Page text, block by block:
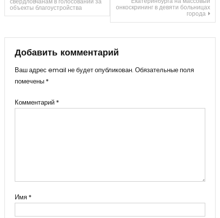
по
записям
объекты благоустройства онкоскрининг в девяти больницах
города
Добавить комментарий
Ваш адрес email не будет опубликован. Обязательные поля
помечены *
Комментарий *
Имя *